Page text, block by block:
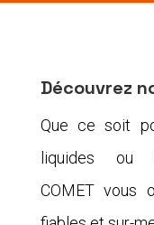
Découvrez
Que ce soit
liquides ou
COMET vous